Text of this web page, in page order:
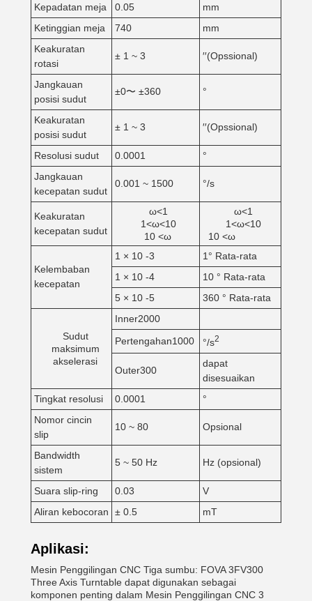
Kepadatan meja
0.05
mm
Ketinggian meja
740
mm
Keakuratan
rotasi
± 1 ~ 3 ′′(Opssional)
Jangkauan
posisi sudut
±0〜 ±360 °
Keakuratan
posisi sudut
± 1 ~ 3 ′′(Opssional)
Resolusi sudut 0.0001
°
Jangkauan
kecepatan sudut
0.001 ~ 1500 °/s
Keakuratan
kecepatan sudut
ω<1
1<ω<10
10 <ω
ω<1
1<ω<10
10 <ω
Kelembaban
kecepatan
1 × 10 -3
1° Rata-rata
1 × 10 -4
10 ° Rata-rata
5 × 10 -5
360 ° Rata-rata
Sudut
maksimum
akselerasi
Inner2000
Pertengahan1000
°/s2
Outer300
dapat
disesuaikan
Tingkat resolusi
0.0001
°
Nomor cincin
slip
10 ~ 80 Opsional
Bandwidth
sistem
5 ~ 50 Hz Hz (opsional)
Suara slip-ring 0.03
V
Aliran kebocoran
± 0.5 mT
Aplikasi:
Mesin Penggilingan CNC Tiga sumbu: FOVA 3FV300
Three Axis Turntable dapat digunakan sebagai
komponen penting dalam Mesin Penggilingan CNC 3